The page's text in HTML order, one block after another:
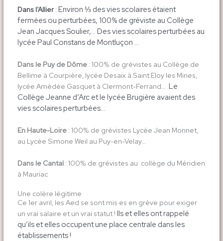
Dans l’Allier: Environ ⅓ des vies scolaires étaient
fermées ou perturbées, 100% de gréviste au Collège
Jean Jacques Soulier,… Des vies scolaires perturbées au
lycée Paul Constans de Montluçon …
Dans le Puy de Dôme: 100% de grévistes au Collège de
Bellime à Courpière, lycée Desaix à Saint Eloy les Mines,
lycée Amédée Gasquet à Clermont-Ferrand… Le
Collège Jeanne d’Arc et le lycée Brugière avaient des
vies scolaires perturbées…
En Haute-Loire: 100% de grévistes Lycée Jean Monnet,
au Lycée Simone Weil au Puy-en-Velay…
Dans le Cantal: 100% de grévistes au collège du Méridien
à Mauriac
Une colère légitime
Ce 1er avril, les Aed se sont mis·es en grève pour exiger
un vrai salaire et un vrai statut ! Ils et elles ont rappelé
qu’ils et elles occupent une place centrale dans les
établissements !